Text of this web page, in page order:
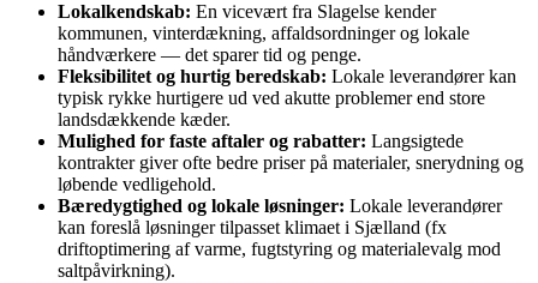
Lokalkendskab: En vicevært fra Slagelse kender
kommunen, vinterdækning, affaldsordninger og lokale
håndværkere — det sparer tid og penge.
Fleksibilitet og hurtig beredskab: Lokale leverandører kan
typisk rykke hurtigere ud ved akutte problemer end store
landsdækkende kæder.
Mulighed for faste aftaler og rabatter: Langsigtede
kontrakter giver ofte bedre priser på materialer, snerydning og
løbende vedligehold.
Bæredygtighed og lokale løsninger: Lokale leverandører
kan foreslå løsninger tilpasset klimaet i Sjælland (fx
driftoptimering af varme, fugtstyring og materialevalg mod
saltpåvirkning).